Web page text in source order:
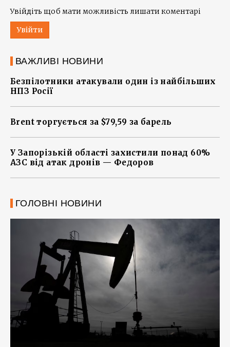
Увійдіть щоб мати можливість лишати коментарі
Увійти
ВАЖЛИВІ НОВИНИ
Безпілотники атакували один із найбільших
НПЗ Росії
Brent торгується за $79,59 за барель
У Запорізькій області захистили понад 60%
АЗС від атак дронів — Федоров
ГОЛОВНІ НОВИНИ